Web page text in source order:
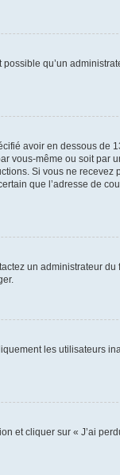
qu’un
avoir en dessous de
vous-même ou soit par
Si vous ne recevez
que l’adresse de
un administrateur
les utilisateurs
et cliquer sur « J’ai